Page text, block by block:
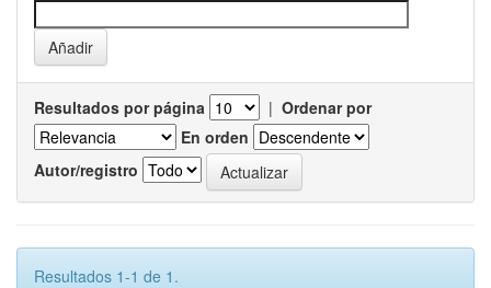
Resultados por página | Ordenar por
En orden
Autor/registro
Resultados 1-1 de 1.